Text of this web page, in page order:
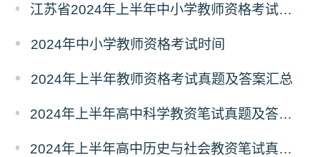
江苏省2024年上半年中小学教师资格考试笔试考前提醒
2024年中小学教师资格考试时间
2024年上半年教师资格考试真题及答案汇总
2024年上半年高中科学教资笔试真题及答案（考后更新）
2024年上半年高中历史与社会教资笔试真题及答案（考后更新）